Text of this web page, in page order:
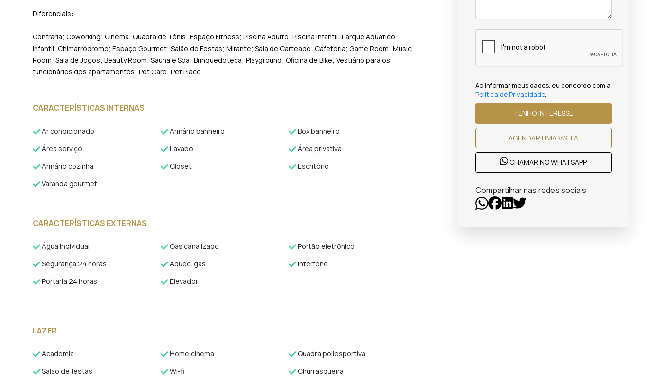
Diferenciais:
Confraria; Coworking; Cinema; Quadra de Tênis; Espaço Fitness; Piscina Adulto; Piscina Infantil; Parque Aquático
Infantil; Chimarródromo; Espaço Gourmet; Salão de Festas; Mirante; Sala de Carteado; Cafeteria; Game Room; Music
Room; Sala de Jogos; Beauty Room; Sauna e Spa; Brinquedoteca; Playground; Oficina de Bike; Vestiário para os
funcionários dos apartamentos; Pet Care; Pet Place
CARACTERÍSTICAS INTERNAS
Ar condicionado Armário banheiro
Box banheiro
Área serviço
Lavabo
Área privativa
Armário cozinha
Closet
Escritório
Varanda gourmet
CARACTERÍSTICAS EXTERNAS
Água individual Gás canalizado
Portão eletrônico
Segurança 24 horas
Aquec. gás
Interfone
Portaria 24 horas
Elevador
LAZER
Academia Home cinema
Quadra poliesportiva
Salão de festas
Wi-fi
Churrasqueira
Ao informar meus dados, eu concordo com a
Política de Privacidade.
TENHO INTERESSE
AGENDAR UMA VISITA
CHAMAR NO WHATSAPP
Compartilhar nas redes sociais